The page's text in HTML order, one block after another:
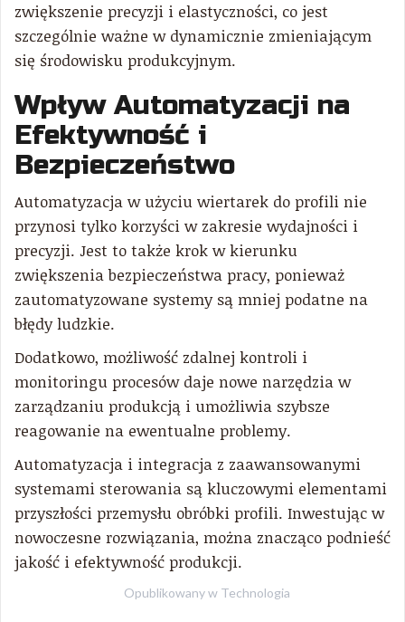
zwiększenie precyzji i elastyczności, co jest
szczególnie ważne w dynamicznie zmieniającym
się środowisku produkcyjnym.
Wpływ Automatyzacji na
Efektywność i
Bezpieczeństwo
Automatyzacja w użyciu wiertarek do profili nie
przynosi tylko korzyści w zakresie wydajności i
precyzji. Jest to także krok w kierunku
zwiększenia bezpieczeństwa pracy, ponieważ
zautomatyzowane systemy są mniej podatne na
błędy ludzkie.
Dodatkowo, możliwość zdalnej kontroli i
monitoringu procesów daje nowe narzędzia w
zarządzaniu produkcją i umożliwia szybsze
reagowanie na ewentualne problemy.
Automatyzacja i integracja z zaawansowanymi
systemami sterowania są kluczowymi elementami
przyszłości przemysłu obróbki profili. Inwestując w
nowoczesne rozwiązania, można znacząco podnieść
jakość i efektywność produkcji.
Opublikowany w Technologia